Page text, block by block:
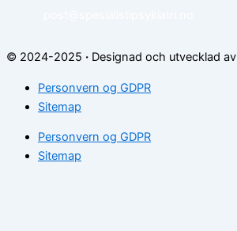
© 2024-2025 · Designad och utvecklad av
Personvern og GDPR
Sitemap
Personvern og GDPR
Sitemap